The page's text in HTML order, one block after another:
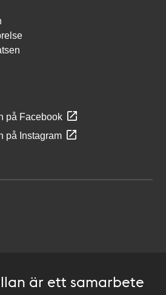
på Facebook
på Instagram
är ett samarbete